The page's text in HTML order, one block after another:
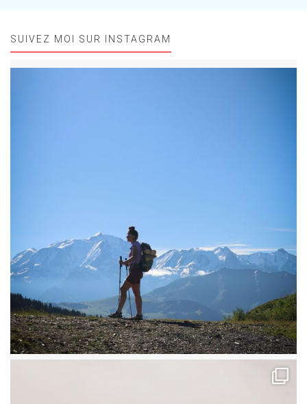
SUIVEZ MOI SUR INSTAGRAM